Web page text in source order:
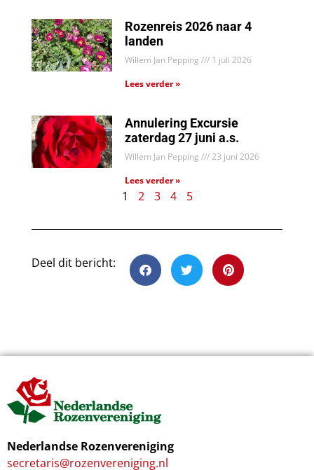
Rozenreis 2026 naar 4
landen
Willem Jan Pepping
1 juli 2026
Lees verder »
Annulering Excursie
zaterdag 27 juni a.s.
Willem Jan Pepping
23 juni 2026
Lees verder »
1 2 3 4 5
Deel dit bericht:
Nederlandse Rozenvereniging
secretaris@rozenvereniging.nl